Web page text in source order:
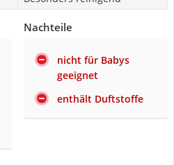
Nachteile
nicht für Babys
geeignet
enthält Duftstoffe